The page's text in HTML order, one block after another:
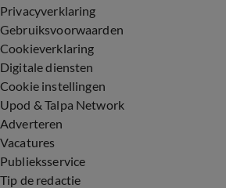
Privacyverklaring
Gebruiksvoorwaarden
Cookieverklaring
Digitale diensten
Cookie instellingen
Upod & Talpa Network
Adverteren
Vacatures
Publieksservice
Tip de redactie